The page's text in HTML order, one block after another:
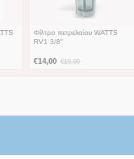
Φίλτρο πετρελαίου WATTS
RV1 3/8''
€14,00 €15,00